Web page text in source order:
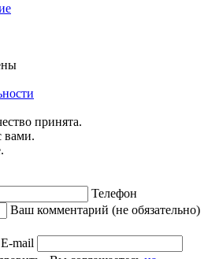
принята.
вами.
Телефон
Ваш комментарий (не обязательно)
E-mail